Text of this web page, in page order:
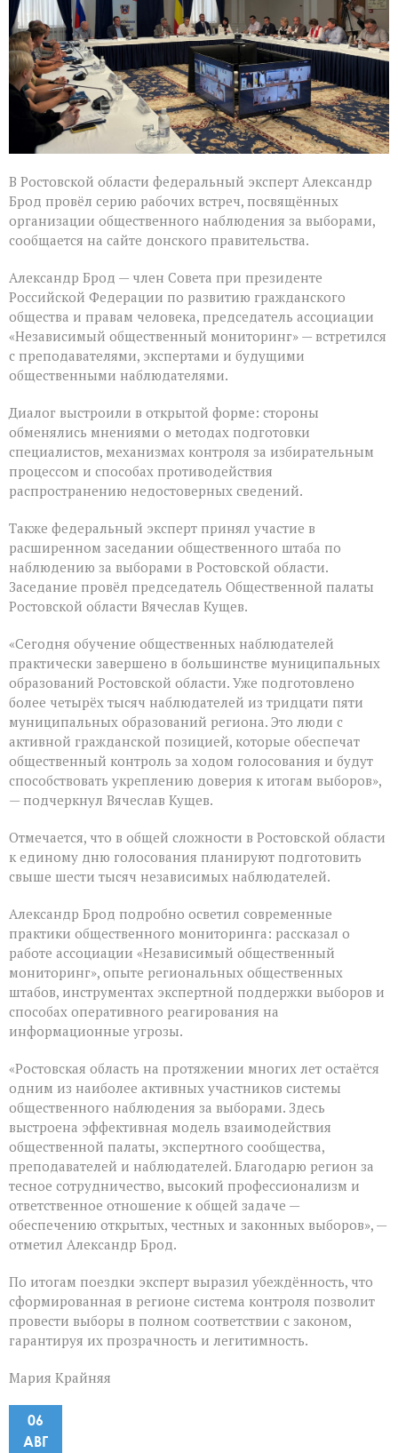
Ростовской
области
В Ростовской области федеральный эксперт Александр
Брод провёл серию рабочих встреч, посвящённых
организации общественного наблюдения за выборами,
сообщается на сайте донского правительства.
Александр Брод — член Совета при президенте
Российской Федерации по развитию гражданского
общества и правам человека, председатель ассоциации
«Независимый общественный мониторинг» — встретился
с преподавателями, экспертами и будущими
общественными наблюдателями.
Диалог выстроили в открытой форме: стороны
обменялись мнениями о методах подготовки
специалистов, механизмах контроля за избирательным
процессом и способах противодействия
распространению недостоверных сведений.
Также федеральный эксперт принял участие в
расширенном заседании общественного штаба по
наблюдению за выборами в Ростовской области.
Заседание провёл председатель Общественной палаты
Ростовской области Вячеслав Кущев.
«Сегодня обучение общественных наблюдателей
практически завершено в большинстве муниципальных
образований Ростовской области. Уже подготовлено
более четырёх тысяч наблюдателей из тридцати пяти
муниципальных образований региона. Это люди с
активной гражданской позицией, которые обеспечат
общественный контроль за ходом голосования и будут
способствовать укреплению доверия к итогам выборов»,
— подчеркнул Вячеслав Кущев.
Отмечается, что в общей сложности в Ростовской области
к единому дню голосования планируют подготовить
свыше шести тысяч независимых наблюдателей.
Александр Брод подробно осветил современные
практики общественного мониторинга: рассказал о
работе ассоциации «Независимый общественный
мониторинг», опыте региональных общественных
штабов, инструментах экспертной поддержки выборов и
способах оперативного реагирования на
информационные угрозы.
«Ростовская область на протяжении многих лет остаётся
одним из наиболее активных участников системы
общественного наблюдения за выборами. Здесь
выстроена эффективная модель взаимодействия
общественной палаты, экспертного сообщества,
преподавателей и наблюдателей. Благодарю регион за
тесное сотрудничество, высокий профессионализм и
ответственное отношение к общей задаче —
обеспечению открытых, честных и законных выборов», —
отметил Александр Брод.
По итогам поездки эксперт выразил убеждённость, что
сформированная в регионе система контроля позволит
провести выборы в полном соответствии с законом,
гарантируя их прозрачность и легитимность.
Мария Крайняя
06
АВГ